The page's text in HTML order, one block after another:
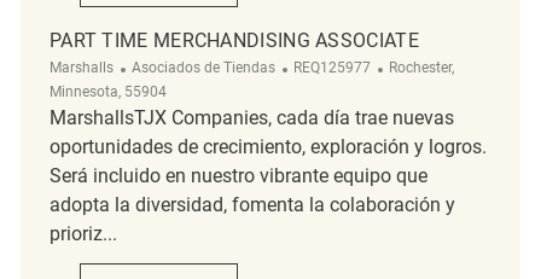
PART TIME MERCHANDISING ASSOCIATE
Marshalls Categoría
Asociados de Tiendas ReqId
REQ125977 Ubicación
Rochester,
Minnesota, 55904
MarshallsTJX Companies, cada día trae nuevas
oportunidades de crecimiento, exploración y logros.
Será incluido en nuestro vibrante equipo que
adopta la diversidad, fomenta la colaboración y
prioriz...